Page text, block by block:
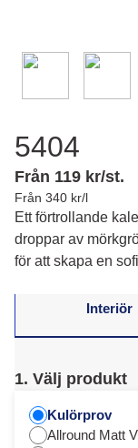
5404
Från 119 kr/st.
Från 340 kr/l
Ett förtrollande
droppar av
för att skapa en
Interiör
1. Välj produkt
Kulörprov
Allround Matt